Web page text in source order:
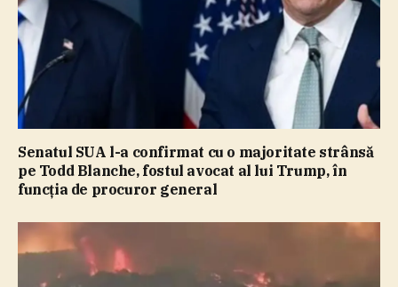
Senatul SUA l-a confirmat cu o majoritate strânsă
pe Todd Blanche, fostul avocat al lui Trump, în
funcţia de procuror general